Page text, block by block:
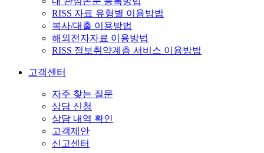
RISS 자료 유형별 이용방법
복사/대출 이용방법
해외전자자료 이용방법
RISS 정보취약계층 서비스 이용방법
고객센터
자주 찾는 질문
상담 신청
상담 내역 확인
고객제안
신고센터